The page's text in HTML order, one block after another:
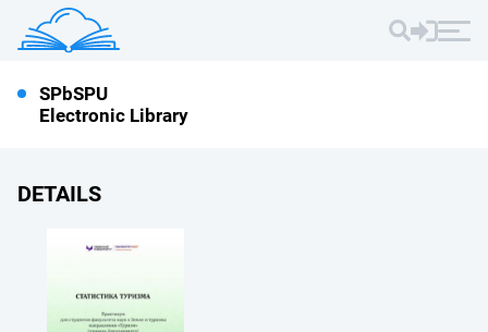
SPbSPU
Electronic Library
DETAILS